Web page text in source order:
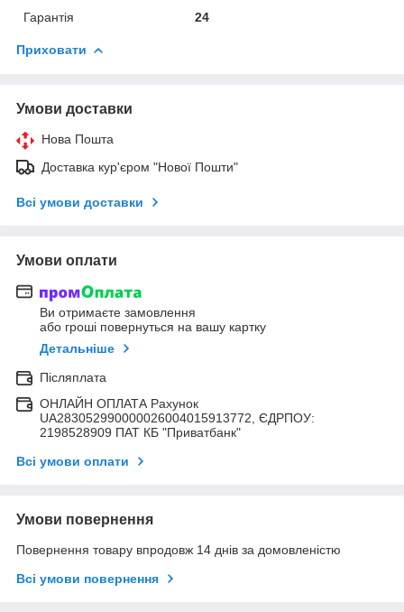
Гарантія
24
Приховати
Умови доставки
Нова Пошта
Доставка кур'єром "Нової Пошти"
Всі умови доставки
Умови оплати
Ви отримаєте замовлення
або гроші повернуться на вашу картку
Детальніше
Післяплата
ОНЛАЙН ОПЛАТА Рахунок
UA283052990000026004015913772, ЄДРПОУ:
2198528909 ПАТ КБ "Приватбанк"
Всі умови оплати
Умови повернення
Повернення товару впродовж 14 днів за домовленістю
Всі умови повернення